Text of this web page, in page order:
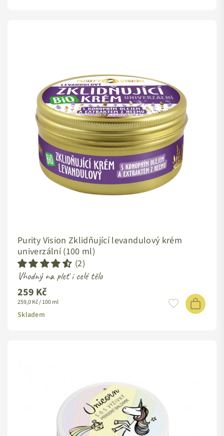
Purity Vision Zklidňující levandulový krém
univerzální (100 ml)
(2)
Vhodný na pleť i celé tělo
Standardní
cena
259 Kč
259,0 Kč / 100 ml
Skladem